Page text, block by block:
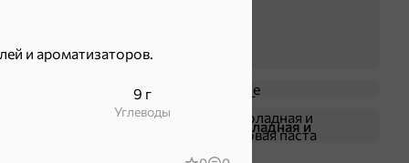
и ароматизаторов.
9 г
Углеводы
Драже
Шоколадная и